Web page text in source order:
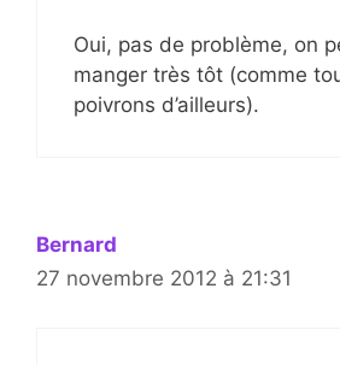
Oui, pas de problème, on
manger très tôt (comme
poivrons d’ailleurs).
Bernard
27 novembre 2012 à 21:31